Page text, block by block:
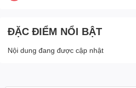
ĐẶC ĐIỂM NỔI BẬT
Nội dung đang được cập nhật